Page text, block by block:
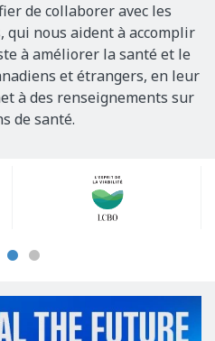
de collaborer avec les
qui nous aident à accomplir
à améliorer la santé et le
et étrangers, en leur
à des renseignements sur
de santé.